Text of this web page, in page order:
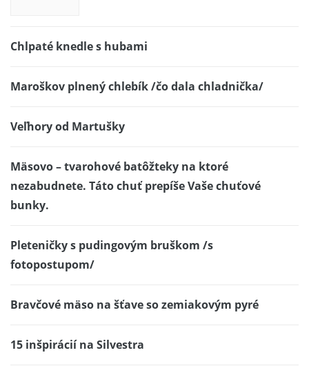
Chlpaté knedle s hubami
Maroškov plnený chlebík /čo dala chladnička/
Veľhory od Martušky
Mäsovo – tvarohové batôžteky na ktoré
nezabudnete. Táto chuť prepíše Vaše chuťové
bunky.
Pleteničky s pudingovým bruškom /s
fotopostupom/
Bravčové mäso na šťave so zemiakovým pyré
15 inšpirácií na Silvestra